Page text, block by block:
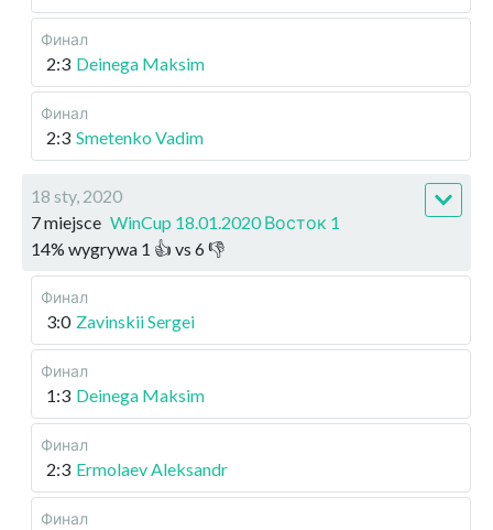
Финал
2:3 Deinega Maksim
Финал
2:3 Smetenko Vadim
18 sty, 2020
7 miejsce WinCup 18.01.2020 Восток 1
14% wygrywa 1 👍 vs 6👎
Финал
3:0 Zavinskii Sergei
Финал
1:3 Deinega Maksim
Финал
2:3 Ermolaev Aleksandr
Финал